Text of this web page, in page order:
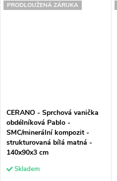
PRODLOUŽENÁ ZÁRUKA
CERANO - Sprchová vanička
obdélníková Pablo -
SMC/minerální kompozit -
strukturovaná bílá matná -
140x90x3 cm
Skladem